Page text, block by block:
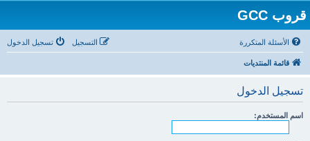
قروب GCC
الأسئلة المتكررة تسجيل الدخول التسجيل
قائمة المنتديات
تسجيل الدخول
اسم المستخدم: